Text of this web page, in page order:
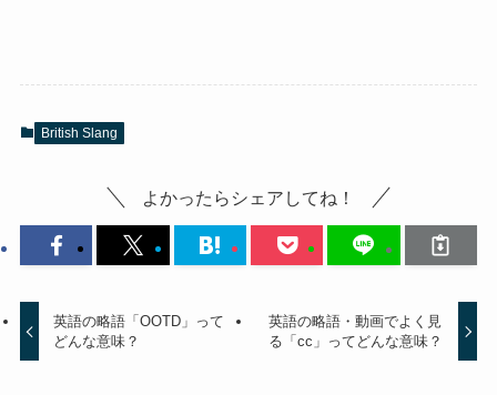
British Slang
よかったらシェアしてね！
英語の略語「OOTD」って
どんな意味？
英語の略語・動画でよく見
る「cc」ってどんな意味？